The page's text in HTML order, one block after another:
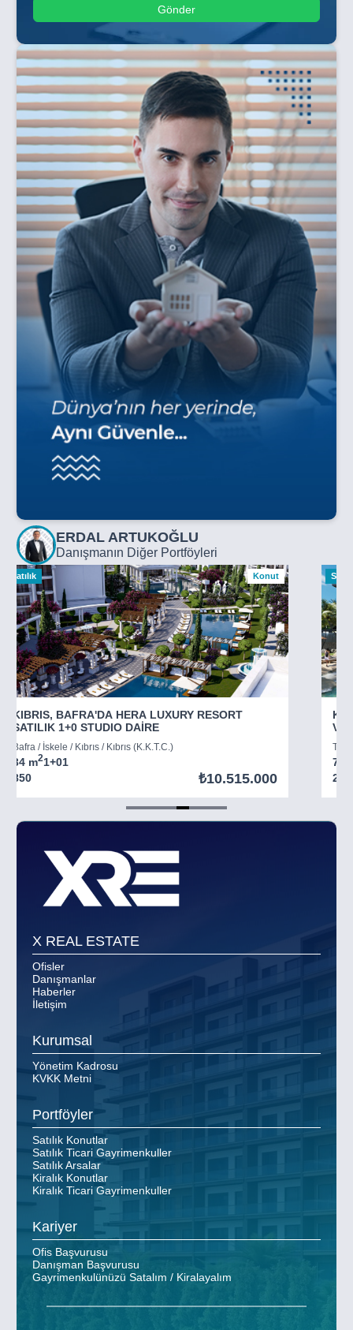
Gönder
ERDAL ARTUKOĞLU
Danışmanın Diğer Portföyleri
Satılık Konut
KIBRIS, BAFRA'DA HERA LUXURY RESORT
SATILIK 1+0 STUDIO DAİRE
Bafra / İskele / Kıbrıs / Kıbrıs (K.K.T.C.)
34 m21+01
850
₺10.515.000
73
294
of
X REAL ESTATE
Ofisler
Danışmanlar
Haberler
İletişim
Kurumsal
Yönetim Kadrosu
KVKK Metni
Portföyler
Satılık Konutlar
Satılık Ticari Gayrimenkuller
Satılık Arsalar
Kiralık Konutlar
Kiralık Ticari Gayrimenkuller
Kariyer
Ofis Başvurusu
Danışman Başvurusu
Gayrimenkulünüzü Satalım / Kiralayalım